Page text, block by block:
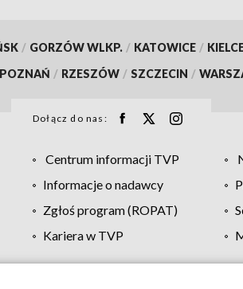
/ GORZÓW WLKP. / KATOWICE /
POZNAŃ / RZESZÓW / SZCZECIN /
Dołącz do nas:
Centrum informacji TVP
Informacje o nadawcy
Zgłoś program (ROPAT)
Kariera w TVP